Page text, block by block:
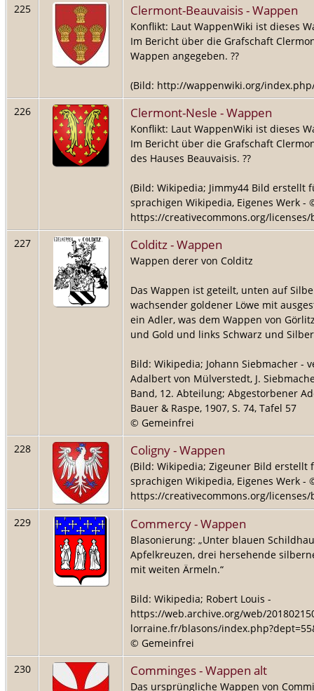
225
Clermont-Beauvaisis - Wappen
Konflikt: Laut WappenWiki ist dieses
Im Bericht über die Grafschaft
Wappen angegeben. ??
(Bild: http://wappenwiki.org/
226
Clermont-Nesle - Wappen
Konflikt: Laut WappenWiki ist dieses
Im Bericht über die Grafschaft
des Hauses Beauvaisis. ??
(Bild: Wikipedia; Jimmy44 Bild erstellt
sprachigen Wikipedia, Eigenes Werk -
https://creativecommons.org/licenses/
227
Colditz - Wappen
Wappen derer von Colditz
Das Wappen ist geteilt, unten auf
wachsender goldener Löwe mit
ein Adler, was dem Wappen von
und Gold und links Schwarz und
Bild: Wikipedia; Johann Siebmacher -
Adalbert von Mülverstedt, J.
Band, 12. Abteilung; Abgestorbener
Bauer & Raspe, 1907, S. 74, Tafel 57
© Gemeinfrei
228
Coligny - Wappen
(Bild: Wikipedia; Zigeuner Bild erstellt
sprachigen Wikipedia, Eigenes Werk -
https://creativecommons.org/licenses/
229
Commercy - Wappen
Blasonierung: „Unter blauen
Apfelkreuzen, drei hersehende
mit weiten Ärmeln.“
Bild: Wikipedia; Robert Louis -
https://web.archive.org/web/
lorraine.fr/blasons/
© Gemeinfrei
230
Comminges - Wappen alt
Das ursprüngliche Wappen von